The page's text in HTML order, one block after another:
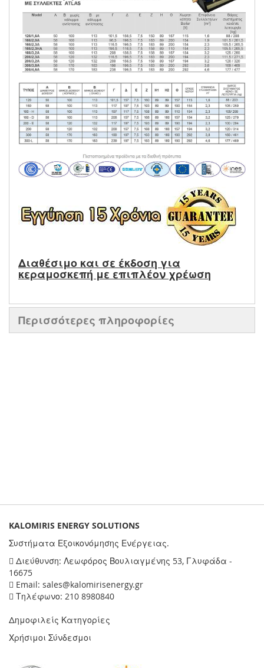
Διαθέσιμο και σε έκδοση για
κεραμοσκεπή με επιπλέον χρέωση
Περισσότερες πληροφορίες
KALOMIRIS ENERGY SOLUTIONS
Συστήματα Εξοικονόμησης Ενέργειας.
Διεύθυνση: Λεωφόρος Βουλιαγμένης 53, Γλυφάδα -
16675
Email: sales@kalomirisenergy.gr
Τηλέφωνο: 210 8980840
Δημοφιλείς Κατηγορίες
Χρήσιμοι Σύνδεσμοι